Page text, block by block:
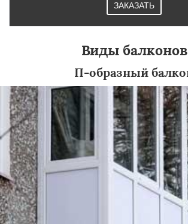
ЗАКАЗАТЬ
Виды балконов
П-образный